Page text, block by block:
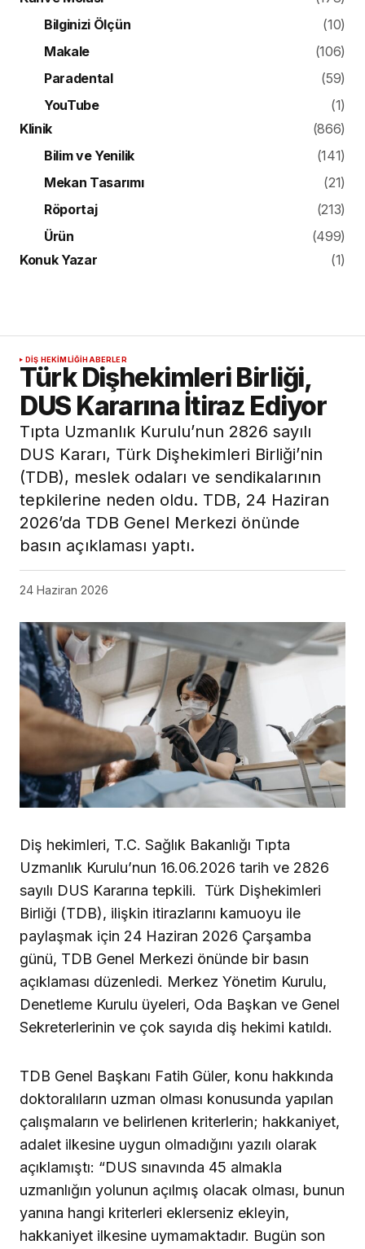
Bilginizi Ölçün
(10)
Makale
(106)
Paradental
(59)
YouTube
(1)
Klinik
(866)
Bilim ve Yenilik
(141)
Mekan Tasarımı
(21)
Röportaj
(213)
Ürün
(499)
Konuk Yazar
(1)
DIŞ HEKIMLIĞIHABERLER
Türk Dişhekimleri Birliği,
DUS Kararına İtiraz Ediyor
Tıpta Uzmanlık Kurulu’nun 2826 sayılı
DUS Kararı, Türk Dişhekimleri Birliği’nin
(TDB), meslek odaları ve sendikalarının
tepkilerine neden oldu. TDB, 24 Haziran
2026’da TDB Genel Merkezi önünde
basın açıklaması yaptı.
24 Haziran 2026
Diş hekimleri, T.C. Sağlık Bakanlığı Tıpta
Uzmanlık Kurulu’nun 16.06.2026 tarih ve 2826
sayılı DUS Kararına tepkili. Türk Dişhekimleri
Birliği (TDB), ilişkin itirazlarını kamuoyu ile
paylaşmak için 24 Haziran 2026 Çarşamba
günü, TDB Genel Merkezi önünde bir basın
açıklaması düzenledi. Merkez Yönetim Kurulu,
Denetleme Kurulu üyeleri, Oda Başkan ve Genel
Sekreterlerinin ve çok sayıda diş hekimi katıldı.
TDB Genel Başkanı Fatih Güler, konu hakkında
doktoralıların uzman olması konusunda yapılan
çalışmaların ve belirlenen kriterlerin; hakkaniyet,
adalet ilkesine uygun olmadığını yazılı olarak
açıklamıştı: “DUS sınavında 45 almakla
uzmanlığın yolunun açılmış olacak olması, bunun
yanına hangi kriterleri eklerseniz ekleyin,
hakkaniyet ilkesine uymamaktadır. Bugün son